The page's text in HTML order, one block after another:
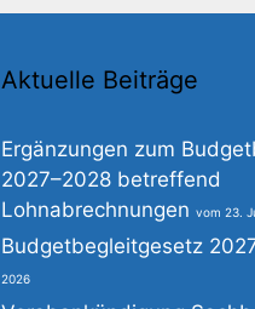
Aktuelle Beiträge
Ergänzungen zum
2027–2028 betreffend
Lohnabrechnungen
23.
Budgetbegleitgesetz
2026